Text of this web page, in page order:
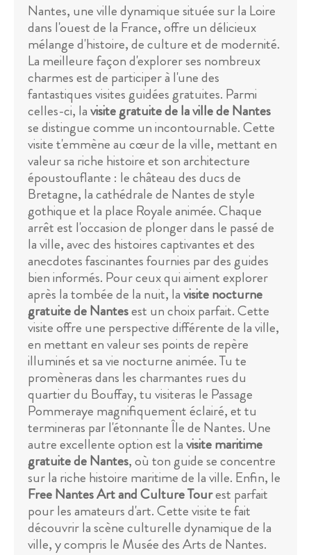
Nantes, une ville dynamique située sur la Loire
dans l'ouest de la France, offre un délicieux
mélange d'histoire, de culture et de modernité.
La meilleure façon d'explorer ses nombreux
charmes est de participer à l'une des
fantastiques visites guidées gratuites. Parmi
celles-ci, lavisite gratuite de la ville de Nantes
se distingue comme un incontournable. Cette
visite t'emmène au cœur de la ville, mettant en
valeur sa riche histoire et son architecture
époustouflante : le château des ducs de
Bretagne, la cathédrale de Nantes de style
gothique et la place Royale animée. Chaque
arrêt est l'occasion de plonger dans le passé de
la ville, avec des histoires captivantes et des
anecdotes fascinantes fournies par des guides
bien informés. Pour ceux qui aiment explorer
après la tombée de la nuit, lavisite nocturne
gratuite de Nantesest un choix parfait. Cette
visite offre une perspective différente de la ville,
en mettant en valeur ses points de repère
illuminés et sa vie nocturne animée. Tu te
promèneras dans les charmantes rues du
quartier du Bouffay, tu visiteras le Passage
Pommeraye magnifiquement éclairé, et tu
termineras par l'étonnante Île de Nantes. Une
autre excellente option est lavisite maritime
gratuite de Nantes, où ton guide se concentre
sur la riche histoire maritime de la ville. Enfin, le
Free Nantes Art and Culture Tourest parfait
pour les amateurs d'art. Cette visite te fait
découvrir la scène culturelle dynamique de la
ville, y compris le Musée des Arts de Nantes.